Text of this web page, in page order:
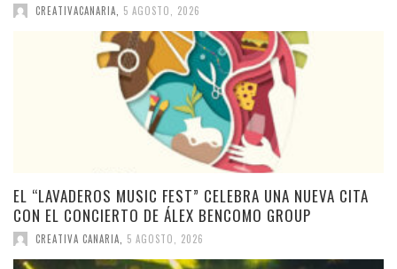
CREATIVACANARIA 5 AGOSTO, 2026
EL “LAVADEROS MUSIC FEST” CELEBRA UNA NUEVA CITA
CON EL CONCIERTO DE ÁLEX BENCOMO GROUP
CREATIVA CANARIA 5 AGOSTO, 2026